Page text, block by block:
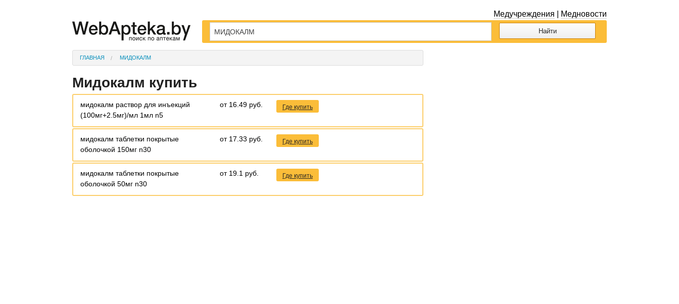
Медучреждения Медновости
ГЛАВНАЯ МИДОКАЛМ
Мидокалм купить
мидокалм раствор для инъекций
(100мг+2.5мг)/мл 1мл n5
от 16.49 руб. Где купить
мидокалм таблетки покрытые
оболочкой 150мг n30
от 17.33 руб. Где купить
мидокалм таблетки покрытые
оболочкой 50мг n30
от 19.1 руб. Где купить